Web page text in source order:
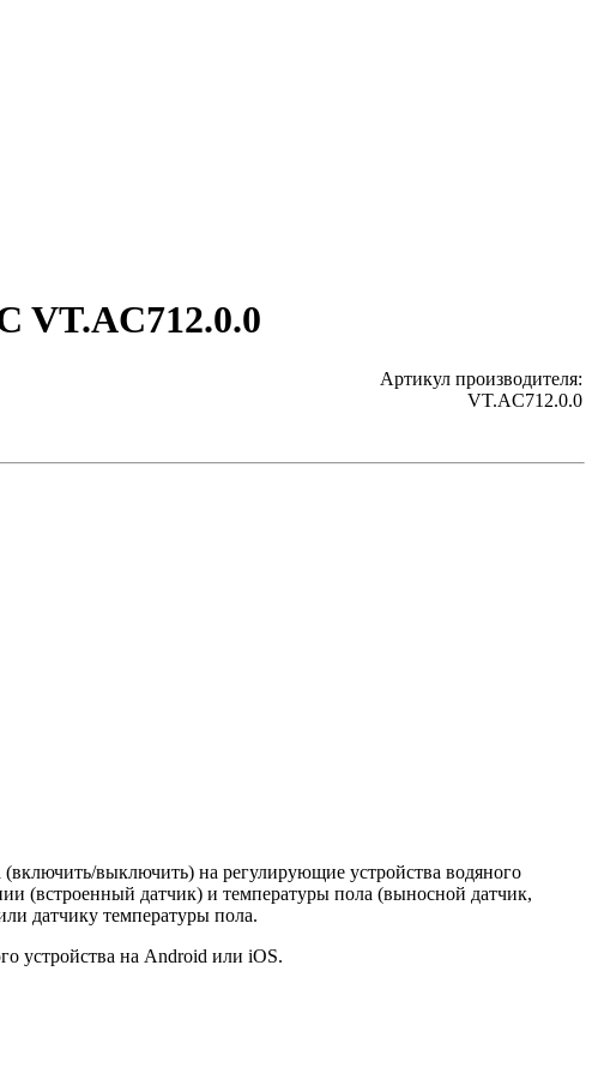
VT.AC712.0.0
Артикул производителя:
VT.AC712.0.0
выключить) на регулирующие устройства водяного
(встроенный датчик) и температуры пола (выносной датчик,
датчику температуры пола.
устройства на Android или iOS.